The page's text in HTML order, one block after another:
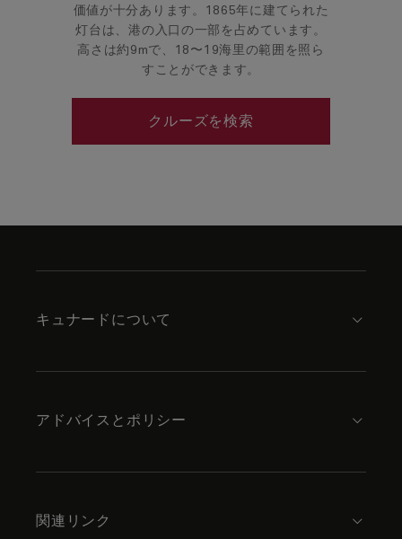
価値が十分あります。1865年に建てられた
灯台は、港の入口の一部を占めています。
高さは約9mで、18〜19海里の範囲を照ら
すことができます。
クルーズを検索
キュナードについて
アドバイスとポリシー
関連リンク